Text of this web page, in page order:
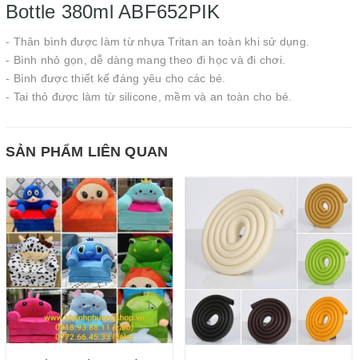
Bottle 380ml ABF652PIK
- Thân bình được làm từ nhựa Tritan an toàn khi sử dụng.
- Bình nhỏ gọn, dễ dàng mang theo đi học và đi chơi.
- Bình được thiết kế đáng yêu cho các bé.
- Tai thỏ được làm từ silicone, mềm và an toàn cho bé.
SẢN PHẨM LIÊN QUAN